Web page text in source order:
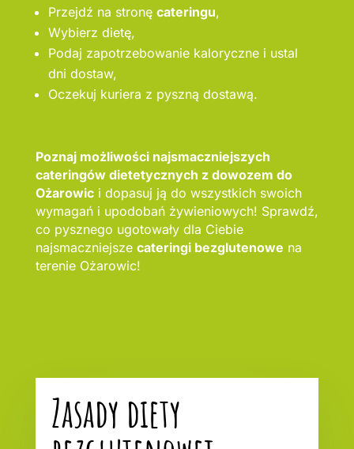
Przejdź na stronę cateringu,
Wybierz dietę,
Podaj zapotrzebowanie kaloryczne i ustal
dni dostaw,
Oczekuj kuriera z pyszną dostawą.
Poznaj możliwości najsmaczniejszych
cateringów dietetycznych z dowozem do
Ożarowici dopasuj ją do wszystkich swoich
wymagań i upodobań żywieniowych! Sprawdź,
co pysznego ugotowały dla Ciebie
najsmaczniejsze cateringi bezglutenowe na
terenie Ożarowic!
Zasady diety